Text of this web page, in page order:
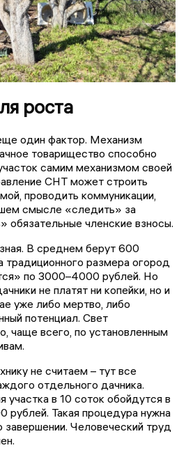
роста
один фактор. Механизм
товарищество способно
самим механизмом своей
СНТ может строить
проводить коммуникации,
смысле «следить» за
обязательные членские взносы.
В среднем берут 600
традиционного размера огород
по 3000–4000 рублей. Но
не платят ни копейки, но и
уже либо мертво, либо
потенциал. Свет
чаще всего, по установленным
не считаем – тут все
отдельного дачника.
участка в 10 соток обойдутся в
Такая процедура нужна
завершении. Человеческий труд